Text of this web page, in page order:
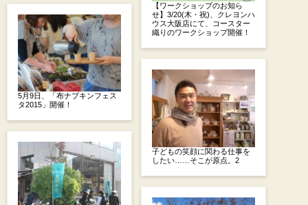
5月9日、「布ナプキンフェス
タ2015」開催！
【ワークショップのお知ら
せ】3/20(木・祝)、クレヨンハ
ウス大阪店にて、コースター
織りのワークショップ開催！
子どもの笑顔に関わる仕事を
したい……そこが原点。2